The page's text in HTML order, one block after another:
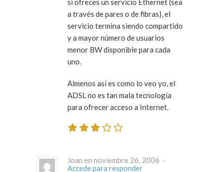
si ofreces un servicio Ethernet (sea
a través de pares o de fibras), el
servicio termina siendo compartido
y a mayor número de usuarios
menor BW disponible para cada
uno.
Almenos así es como lo veo yo, el
ADSL no es tan mala tecnología
para ofrecer acceso a Internet.
Joan en noviembre 26, 2006 ·
Accede para responder